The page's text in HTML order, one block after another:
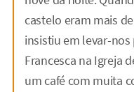
castelo eram mais
insistiu em levar-nos
Francesca na Igreja
um café com muita